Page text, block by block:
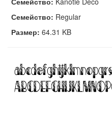
Семейство: Regular
Размер: 64.31 KB